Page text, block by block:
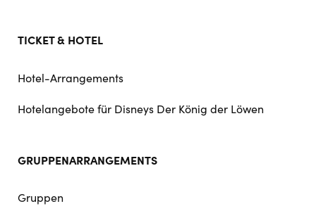
TICKET & HOTEL
Hotel-Arrangements
Hotelangebote für Disneys Der König der Löwen
GRUPPENARRANGEMENTS
Gruppen